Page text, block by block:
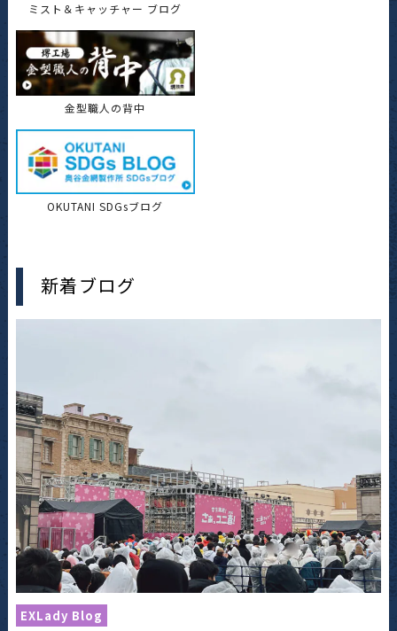
ミスト＆キャッチャー ブログ
金型職人の背中
OKUTANI SDGsブログ
新着ブログ
EXLady Blog